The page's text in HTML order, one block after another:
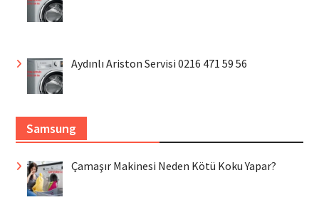
Aydınlı Ariston Servisi 0216 471 59 56
Samsung
Çamaşır Makinesi Neden Kötü Koku Yapar?